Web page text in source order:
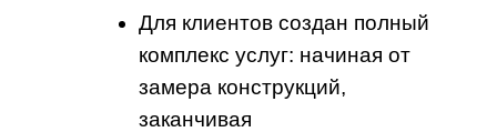
Для клиентов создан полный
комплекс услуг: начиная от
замера конструкций,
заканчивая